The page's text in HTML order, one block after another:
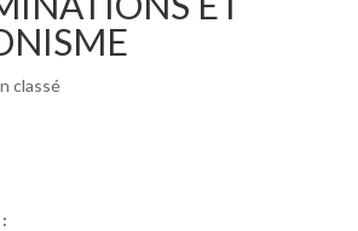
classé